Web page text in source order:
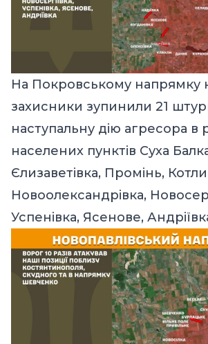
На Покровському напрямку
захисники зупинили 21
наступальну дію агресора в
населених пунктів Суха
Єлизаветівка, Промінь,
Новоолександрівка,
Успенівка, Ясенове,